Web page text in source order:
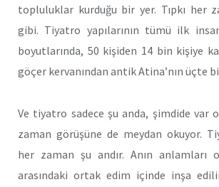
topluluklar kurduğu bir yer. Tıpkı her
gibi. Tiyatro yapılarının tümü ilk
boyutlarında, 50 kişiden 14 bin kişiye
göçer kervanından antik Atina’nın üçte
Ve tiyatro sadece şu anda, şimdide var
zaman görüşüne de meydan okuyor.
her zaman şu andır. Anın anlamları
arasındaki ortak edim içinde inşa